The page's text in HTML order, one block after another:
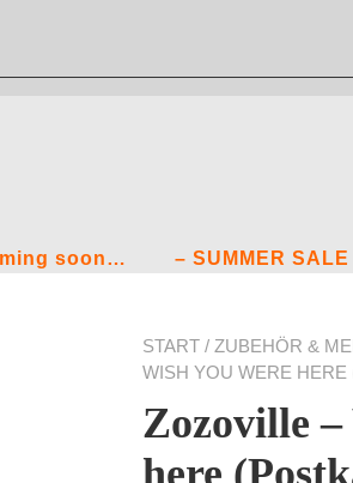
soon… – SUMMER SALE
START / ZUBEHÖR &
WISH YOU WERE HERE
Zozoville
here